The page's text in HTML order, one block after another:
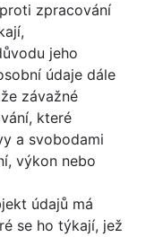
zpracování
jeho
údaje dále
závažné
které
a svobodami
výkon nebo
údajů má
se ho týkají, jež